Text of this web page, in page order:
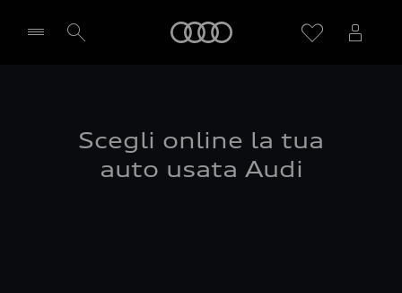
Scegli online la tua
auto usata Audi